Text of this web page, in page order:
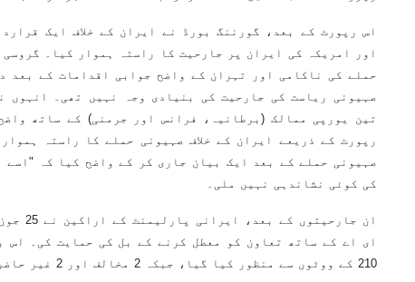
اس رپورٹ کے بعد، گورننگ بورڈ نے ایران کے خلاف ایک
اور امریکہ کی ایران پر جارحیت کا راستہ ہموار کیا۔
حملے کی ناکامی اور تہران کے واضح جوابی اقدامات کے بعد
صہیونی ریاست کی جارحیت کی بنیادی وجہ نہیں تھی۔ انہوں
تین یورپی ممالک (برطانیہ، فرانس اور جرمنی) کے ساتھ
رپورٹ کے ذریعے ایران کے خلاف صہیونی حملے کا راستہ
صہیونی حملے کے بعد ایک بیان جاری کر کے واضح کیا کہ "اسے
کی کوئی نشاندہی نہیں ملی۔
ان
210 کے ووٹوں سے منظور کیا گیا، جبکہ 2 مخالف اور 2 غیر حاضر رہے۔